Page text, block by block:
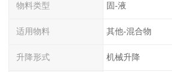
物料类型 固-液
适用物料 其他-混合物
升降形式 机械升降